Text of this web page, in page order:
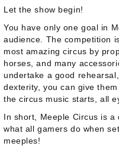
Let the show begin!
You have only one goal in
audience. The competition
most amazing circus by
horses, and many
undertake a good
dexterity, you can give
the circus music starts, all
In short, Meeple Circus is a
what all gamers do when
meeples!